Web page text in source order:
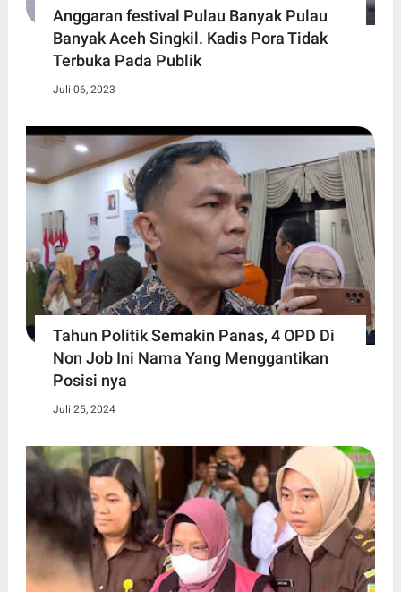
Anggaran festival Pulau Banyak Pulau
Banyak Aceh Singkil. Kadis Pora Tidak
Terbuka Pada Publik
Juli 06, 2023
Tahun Politik Semakin Panas, 4 OPD Di
Non Job Ini Nama Yang Menggantikan
Posisi nya
Juli 25, 2024